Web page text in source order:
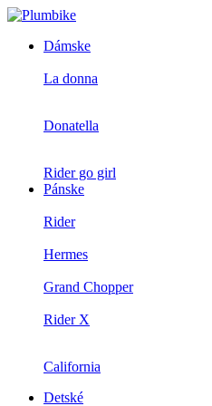
Dámske
La donna
Donatella
Rider go girl
Pánske
Rider
Hermes
Grand Chopper
Rider X
California
Detské